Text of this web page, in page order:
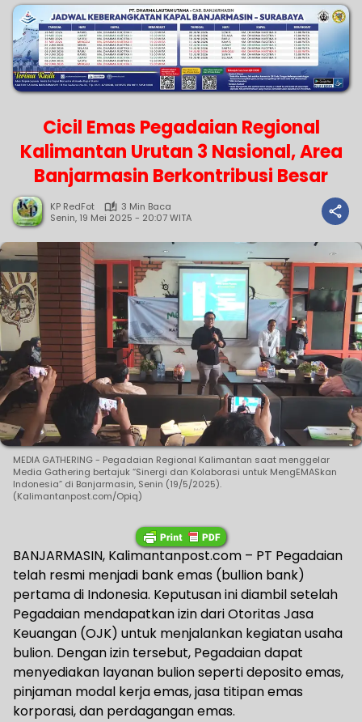
Cicil Emas Pegadaian Regional
Kalimantan Urutan 3 Nasional, Area
Banjarmasin Berkontribusi Besar
KP RedFot
3 Min Baca
Senin, 19 Mei 2025 - 20:07 WITA
MEDIA GATHERING - Pegadaian Regional Kalimantan saat menggelar
Media Gathering bertajuk “Sinergi dan Kolaborasi untuk MengEMASkan
Indonesia” di Banjarmasin, Senin (19/5/2025).
(Kalimantanpost.com/Opiq)
BANJARMASIN, Kalimantanpost.com – PT Pegadaian
telah resmi menjadi bank emas (bullion bank)
pertama di Indonesia. Keputusan ini diambil setelah
Pegadaian mendapatkan izin dari Otoritas Jasa
Keuangan (OJK) untuk menjalankan kegiatan usaha
bulion. Dengan izin tersebut, Pegadaian dapat
menyediakan layanan bulion seperti deposito emas,
pinjaman modal kerja emas, jasa titipan emas
korporasi, dan perdagangan emas.